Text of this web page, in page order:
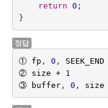
return 0 ;
}
정답
① fp , 0 ,
SEEK_END
②
size +
1
③
buffer, 0 , size